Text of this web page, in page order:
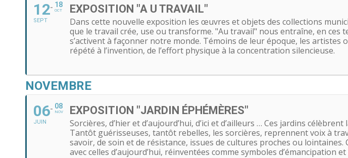
12
SEPT
18
OCT EXPOSITION "A U TRAVAIL"
Dans cette nouvelle exposition les œuvres et objets des collections
que le travail crée, use ou transforme. "Au travail" nous entraîne, en ces
s’activent à façonner notre monde. Témoins de leur époque, les
répété à l’invention, de l’effort physique à la concentration silencieuse.
NOVEMBRE
06
JUIN
08
NOV EXPOSITION "JARDIN ÉPHÉMÈRES"
Sorcières, d’hier et d’aujourd’hui, d’ici et d’ailleurs … Ces jardins
Tantôt guérisseuses, tantôt rebelles, les sorcières, reprennent voix à
savoir, de soin et de résistance, issues de cultures proches ou
avec celles d’aujourd’hui, réinventées comme symboles d’émancipation